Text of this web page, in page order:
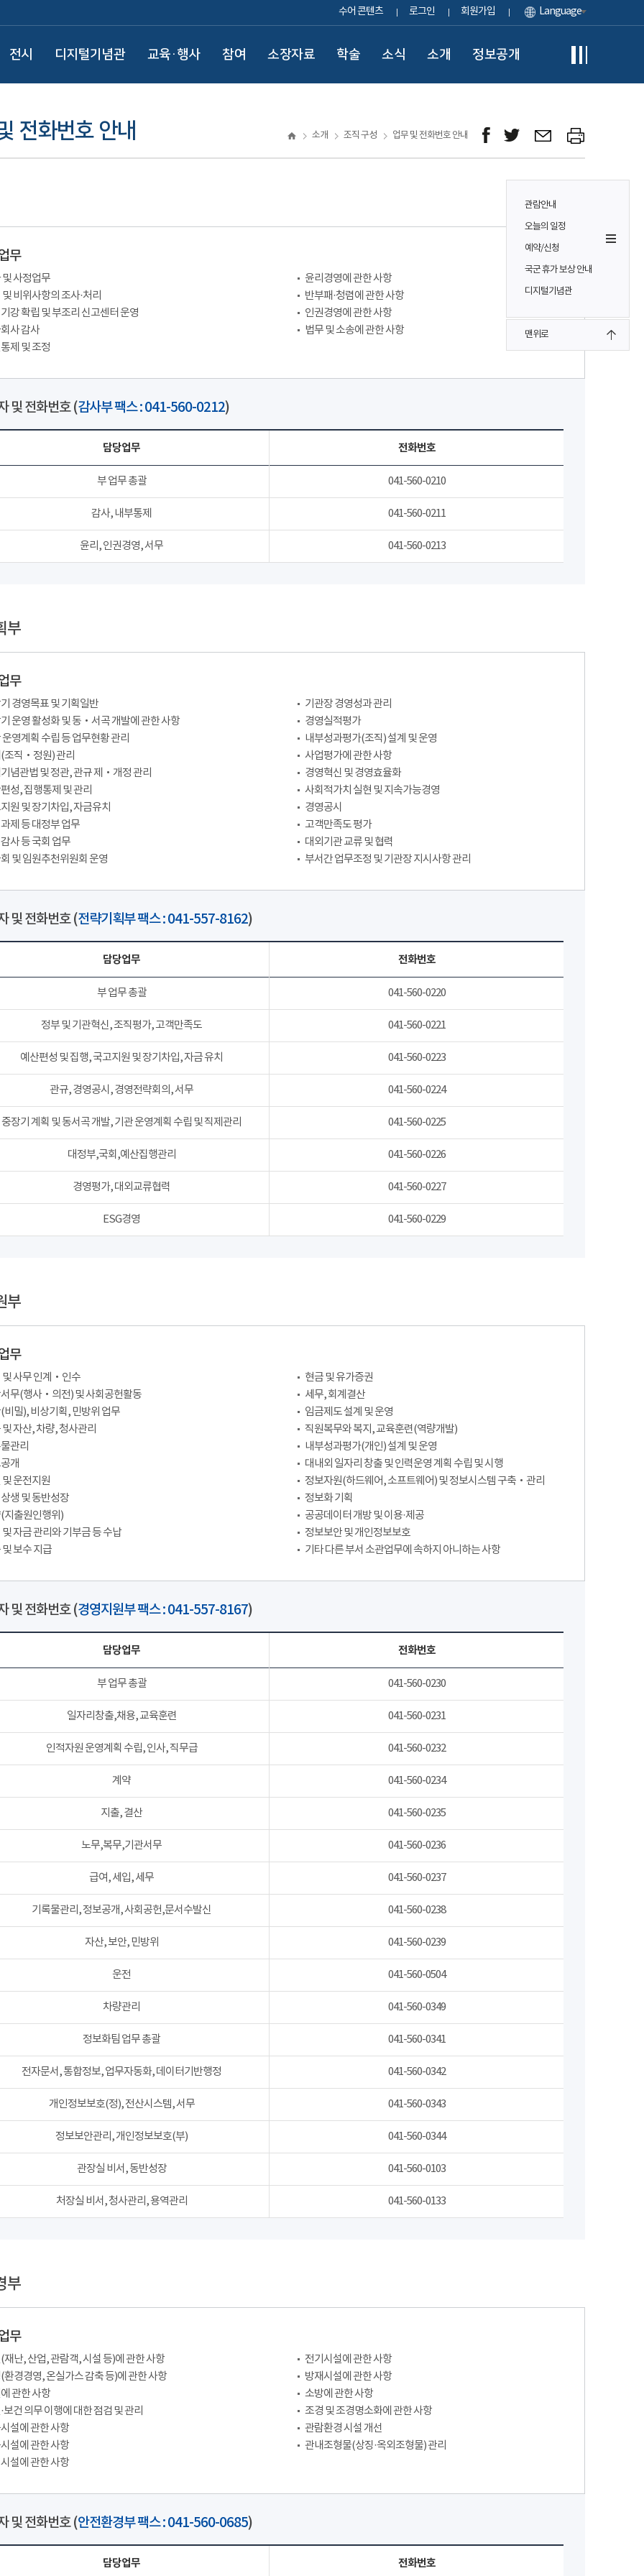
수어 콘텐츠 로그인 회원가입 Language
전시 디지털기념관 교육·행사 참여 소장자료 학술 소식 소개 정보공개
관람안내
오늘의 일정
예약/신청
국군 휴가 보상 안내
디지털기념관
맨위로
전화번호 안내 소개 조직 구성 업무 및 전화번호 안내
무
및 사정업무
비위사항의 조사·처리
강 확립 및 부조리 신고센터 운영
사 감사
제 및 조정
윤리경영에 관한 사항
반부패·청렴에 관한 사항
인권경영에 관한 사항
법무 및 소송에 관한 사항
및 전화번호 (감사부 팩스 : 041-560-0212)
담당업무 전화번호
부 업무 총괄 041-560-0210
감사, 내부통제 041-560-0211
윤리, 인권경영, 서무 041-560-0213
부
무
경영목표 및 기획일반
운영 활성화 및 동‧서곡 개발에 관한 사항
영계획 수립 등 업무현황 관리
조직‧정원) 관리
념관법 및 정관, 관규 제‧개정 관리
성, 집행통제 및 관리
원 및 장기차입, 자금유치
제 등 대정부 업무
사 등 국회 업무
및 임원추천위원회 운영
기관장 경영성과 관리
경영실적평가
내부성과평가(조직) 설계 및 운영
사업평가에 관한 사항
경영혁신 및 경영효율화
사회적가치 실현 및 지속가능경영
경영공시
고객만족도 평가
대외기관 교류 및 협력
부서간 업무조정 및 기관장 지시사항 관리
및 전화번호 (전략기획부 팩스 : 041-557-8162)
담당업무 전화번호
부 업무 총괄 041-560-0220
정부 및 기관혁신, 조직평가, 고객만족도 041-560-0221
예산편성 및 집행, 국고지원 및 장기차입, 자금 유치 041-560-0223
관규, 경영공시, 경영전략회의, 서무 041-560-0224
중장기 계획 및 동서곡 개발, 기관 운영계획 수립 및 직제관리 041-560-0225
대정부,국회,예산집행관리 041-560-0226
경영평가, 대외교류협력 041-560-0227
ESG경영 041-560-0229
부
무
및 사무 인계‧인수
무(행사‧의전) 및 사회공헌활동
비밀), 비상기획, 민방위 업무
자산, 차량, 청사관리
관리
개
및 운전지원
생 및 동반성장
지출원인행위)
및 자금 관리와 기부금 등 수납
및 보수 지급
현금 및 유가증권
세무, 회계결산
임금제도 설계 및 운영
직원복무와 복지, 교육훈련(역량개발)
내부성과평가(개인) 설계 및 운영
대내외 일자리 창출 및 인력운영 계획 수립 및 시행
정보자원(하드웨어, 소프트웨어) 및 정보시스템 구축‧관리
정보화 기획
공공데이터 개방 및 이용·제공
정보보안 및 개인정보보호
기타 다른 부서 소관업무에 속하지 아니하는 사항
및 전화번호 (경영지원부 팩스 : 041-557-8167)
담당업무 전화번호
부 업무 총괄 041-560-0230
일자리창출,채용, 교육훈련 041-560-0231
인적자원 운영계획 수립, 인사, 직무급 041-560-0232
계약 041-560-0234
지출, 결산 041-560-0235
노무,복무,기관서무 041-560-0236
급여, 세입, 세무 041-560-0237
기록물관리, 정보공개, 사회공헌,문서수발신 041-560-0238
자산, 보안, 민방위 041-560-0239
운전 041-560-0504
차량관리 041-560-0349
정보화팀 업무 총괄 041-560-0341
전자문서, 통합정보, 업무자동화, 데이터기반행정 041-560-0342
개인정보보호(정), 전산시스템, 서무 041-560-0343
정보보안관리, 개인정보보호(부) 041-560-0344
관장실 비서, 동반성장 041-560-0103
처장실 비서, 청사관리, 용역관리 041-560-0133
부
무
재난, 산업, 관람객, 시설 등)에 관한 사항
환경경영, 온실가스 감축 등)에 관한 사항
관한 사항
보건 의무 이행에 대한 점검 및 관리
설에 관한 사항
설에 관한 사항
설에 관한 사항
전기시설에 관한 사항
방재시설에 관한 사항
소방에 관한 사항
조경 및 조경명소화에 관한 사항
관람환경 시설 개선
관내조형물(상징·옥외조형물) 관리
및 전화번호 (안전환경부 팩스 : 041-560-0685)
담당업무 전화번호